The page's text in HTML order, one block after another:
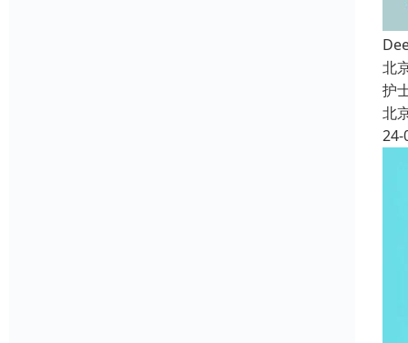
北
护
北
24-